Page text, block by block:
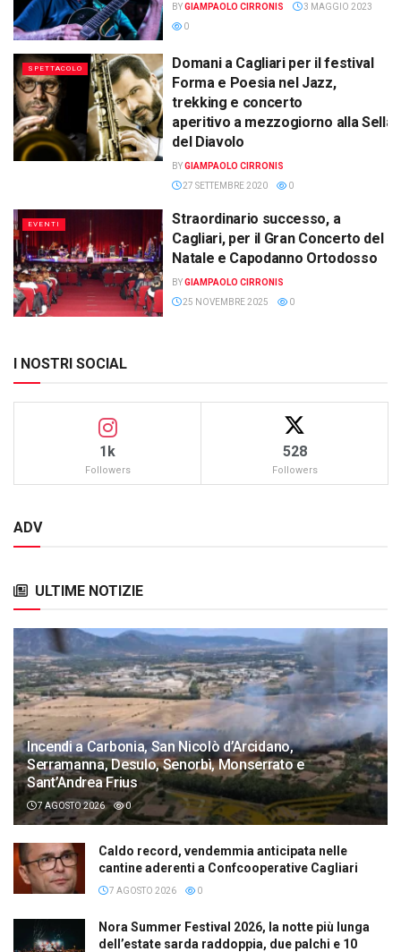
BYGIAMPAOLO CIRRONIS
3 MAGGIO 2023
0
SPETTACOLO
Domani a Cagliari per il festival
Forma e Poesia nel Jazz,
trekking e concerto
aperitivo a mezzogiorno alla Sella
del Diavolo
BYGIAMPAOLO CIRRONIS
27 SETTEMBRE 2020
0
EVENTI
Straordinario successo, a
Cagliari, per il Gran Concerto del
Natale e Capodanno Ortodosso
BYGIAMPAOLO CIRRONIS
25 NOVEMBRE 2025
0
I NOSTRI SOCIAL
1k
Followers
528
Followers
ADV
ULTIME NOTIZIE
Incendi a Carbonia, San Nicolò d’Arcidano,
Serramanna, Desulo, Senorbì, Monserrato e
Sant’Andrea Frius
7 AGOSTO 2026 0
Caldo record, vendemmia anticipata nelle
cantine aderenti a Confcooperative Cagliari
7 AGOSTO 2026 0
Nora Summer Festival 2026, la notte più lunga
dell’estate sarda raddoppia, due palchi e 10